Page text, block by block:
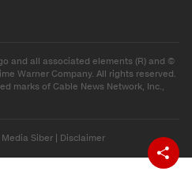
and all associated elements (R) and ©
Warner Company. All rights reserved.
marks of Cable News Network, Inc.,
Siber Disclaimer